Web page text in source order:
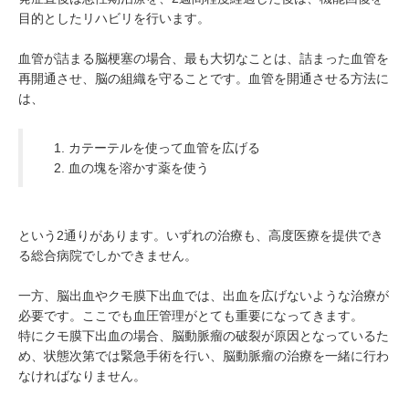
目的としたリハビリを行います。
血管が詰まる脳梗塞の場合、最も大切なことは、詰まった血管を
再開通させ、脳の組織を守ることです。血管を開通させる方法に
は、
カテーテルを使って血管を広げる
血の塊を溶かす薬を使う
という2通りがあります。いずれの治療も、高度医療を提供でき
る総合病院でしかできません。
一方、脳出血やクモ膜下出血では、出血を広げないような治療が
必要です。ここでも血圧管理がとても重要になってきます。
特にクモ膜下出血の場合、脳動脈瘤の破裂が原因となっているた
め、状態次第では緊急手術を行い、脳動脈瘤の治療を一緒に行わ
なければなりません。